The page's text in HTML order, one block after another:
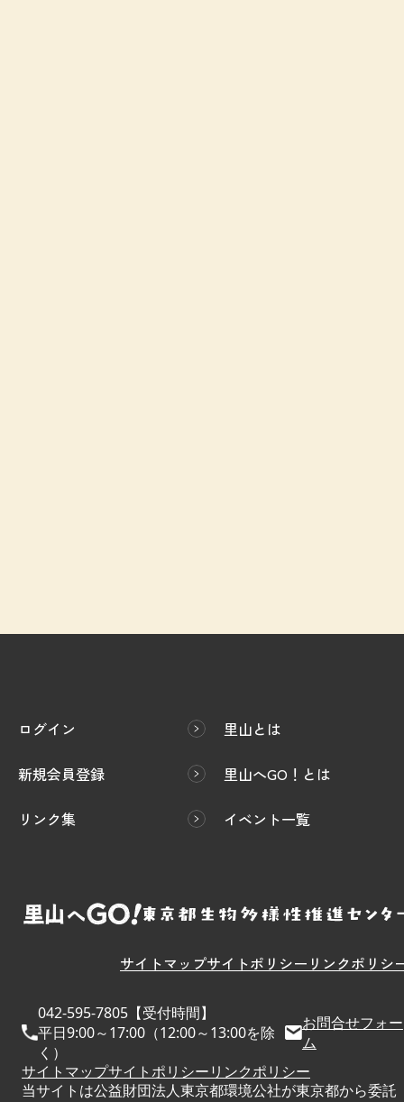
ログイン
新規会員登録
リンク集
里山とは
里山へGO！とは
イベント一覧
サイトマップサイトポリシー リンクポリシ
042-595-7805【受付時間】
平日9:00～17:00（12:00～13:00を除
く）
お問合せフォー
ム
サイトマップサイトポリシーリンクポリシー
当サイトは公益財団法人東京都環境公社が東京都から委託